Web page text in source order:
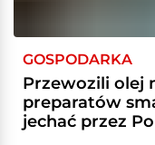
GOSPODARKA
Przewozili olej
preparatów
jechać przez